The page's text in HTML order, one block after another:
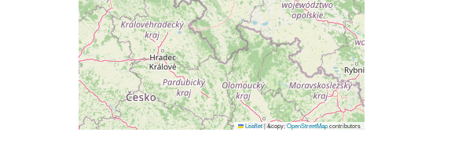
Leaflet |&copy;OpenStreetMapcontributors